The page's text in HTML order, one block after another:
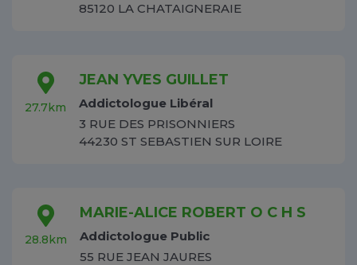
85120 LA CHATAIGNERAIE
27.7km
JEAN YVES GUILLET
Addictologue Libéral
3 RUE DES PRISONNIERS
44230 ST SEBASTIEN SUR LOIRE
28.8km
MARIE-ALICE ROBERT O C H S
Addictologue Public
55 RUE JEAN JAURES